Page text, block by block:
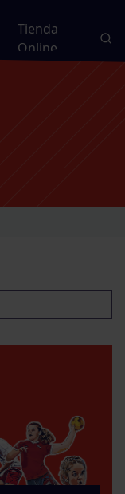
Tienda
Online